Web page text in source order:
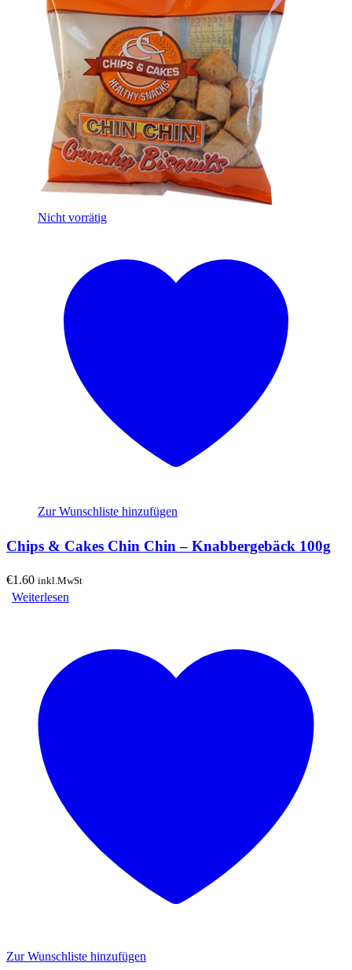
Nicht vorrätig
Zur Wunschliste hinzufügen
Chips & Cakes Chin Chin – Knabbergebäck 100g
€1.60 inkl.MwSt
Weiterlesen
Zur Wunschliste hinzufügen